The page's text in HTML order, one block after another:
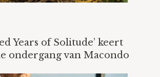
Years of Solitude’ keert
ondergang van Macondo